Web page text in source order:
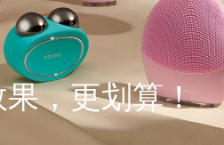
，更划算！
我的設備
我的訂單
我的地址
Elixir
Español
Português
Русский
文 繁體中文